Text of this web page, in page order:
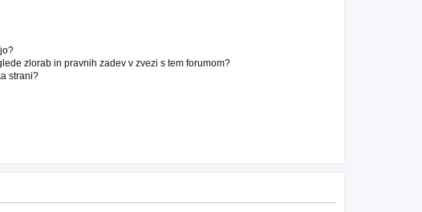
zlorab in pravnih zadev v zvezi s tem forumom?
strani?